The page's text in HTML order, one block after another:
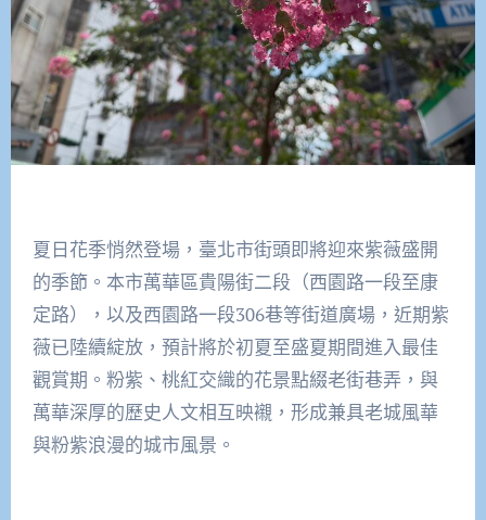
夏日花季悄然登場，臺北市街頭即將迎來紫薇盛開
的季節。本市萬華區貴陽街二段（西園路一段至康
定路），以及西園路一段306巷等街道廣場，近期紫
薇已陸續綻放，預計將於初夏至盛夏期間進入最佳
觀賞期。粉紫、桃紅交織的花景點綴老街巷弄，與
萬華深厚的歷史人文相互映襯，形成兼具老城風華
與粉紫浪漫的城市風景。